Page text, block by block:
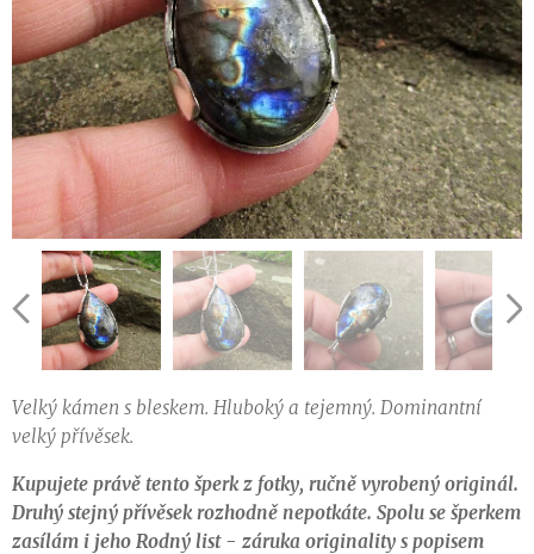
Velký kámen s bleskem. Hluboký a tejemný. Dominantní
velký přívěsek.
Kupujete právě tento šperk z fotky, ručně vyrobený originál.
Druhý stejný přívěsek rozhodně nepotkáte. Spolu se šperkem
zasílám i jeho Rodný list - záruka originality s popisem